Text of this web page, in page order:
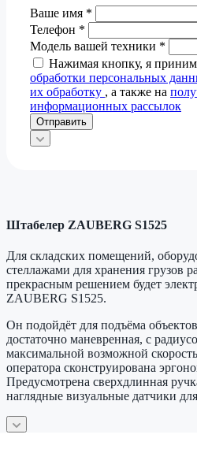
Ваше имя *
Телефон *
Модель вашей техники *
Нажимая кнопку, я
обработки персональных
их обработку , а также на
информационных рассылок
Отправить
Штабелер ZAUBERG S1525
Для складских помещений,
стеллажами для хранения грузов
прекрасным решением будет
ZAUBERG S1525.
Он подойдёт для подъёма
достаточно маневренная, с
максимальной возможной
оператора сконструирована
Предусмотрена сверхдлинная
наглядные визуальные датчики